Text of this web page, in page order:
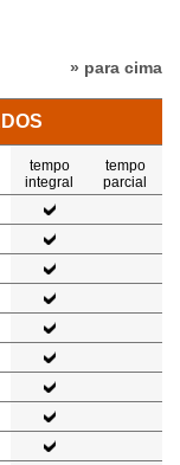
» para cima
tempo
integral
tempo
parcial